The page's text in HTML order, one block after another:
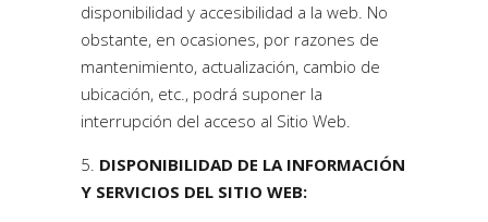
disponibilidad y accesibilidad a la web. No
obstante, en ocasiones, por razones de
mantenimiento, actualización, cambio de
ubicación, etc., podrá suponer la
interrupción del acceso al Sitio Web.
DISPONIBILIDAD DE LA INFORMACIÓN
Y SERVICIOS DEL SITIO WEB: